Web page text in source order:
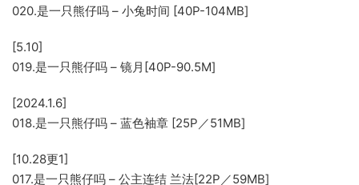
020.是一只熊仔吗 – 小兔时间 [40P-104MB]
[5.10]
019.是一只熊仔吗 – 镜月[40P-90.5M]
[2024.1.6]
018.是一只熊仔吗 – 蓝色袖章 [25P／51MB]
[10.28更1]
017.是一只熊仔吗 – 公主连结 兰法[22P／59MB]